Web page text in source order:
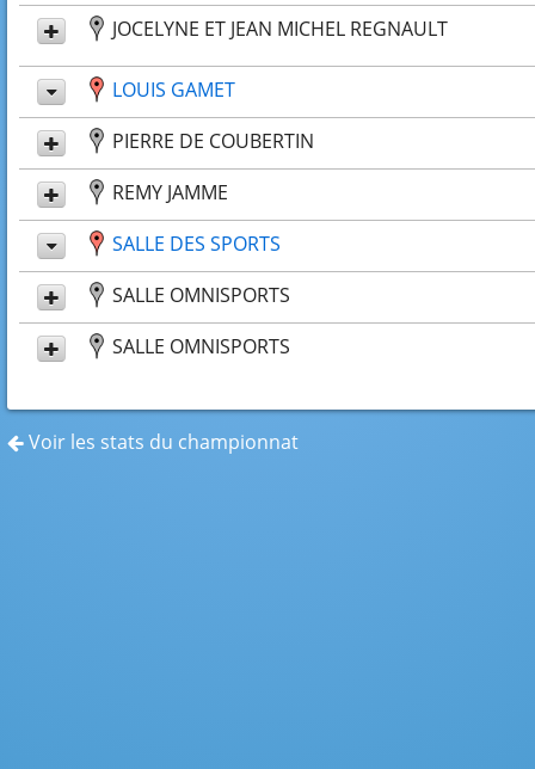
JOCELYNE ET JEAN MICHEL REGNAULT
LOUIS GAMET
PIERRE DE COUBERTIN
REMY JAMME
SALLE DES SPORTS
SALLE OMNISPORTS
SALLE OMNISPORTS
Voir les stats du championnat